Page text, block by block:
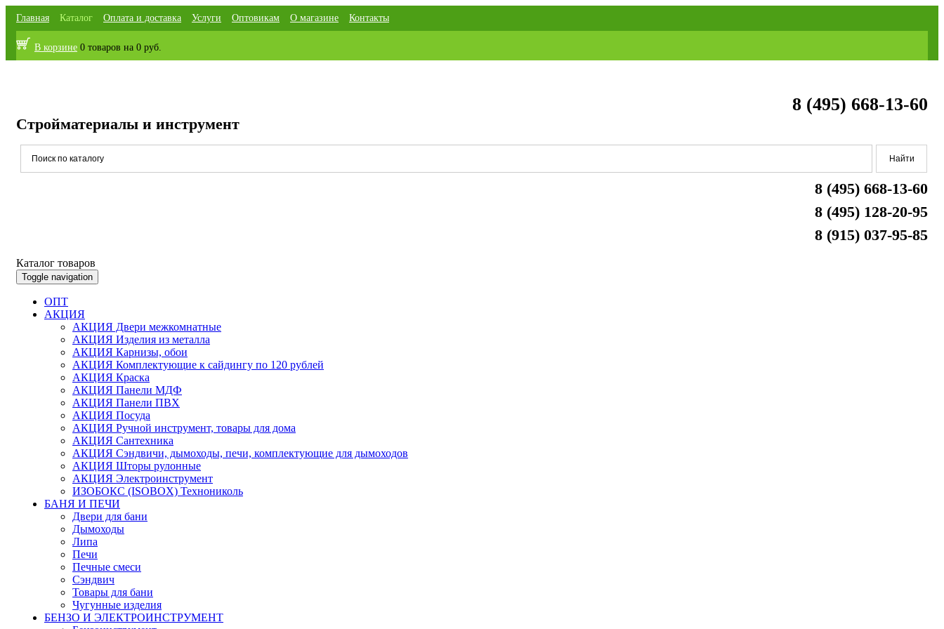
Главная Каталог Оплата и доставка Услуги Оптовикам О магазине Контакты
В корзине 0 товаров на 0 руб.
8 (495) 668-13-60
Стройматериалы и инструмент
8 (495) 668-13-60
8 (495) 128-20-95
8 (915) 037-95-85
Каталог товаров
Toggle navigation
ОПТ
АКЦИЯ
АКЦИЯ Двери межкомнатные
АКЦИЯ Изделия из металла
АКЦИЯ Карнизы, обои
АКЦИЯ Комплектующие к сайдингу по 120 рублей
АКЦИЯ Краска
АКЦИЯ Панели МДФ
АКЦИЯ Панели ПВХ
АКЦИЯ Посуда
АКЦИЯ Ручной инструмент, товары для дома
АКЦИЯ Сантехника
АКЦИЯ Сэндвичи, дымоходы, печи, комплектующие для дымоходов
АКЦИЯ Шторы рулонные
АКЦИЯ Электроинструмент
ИЗОБОКС (ISOBOX) Технониколь
БАНЯ И ПЕЧИ
Двери для бани
Дымоходы
Липа
Печи
Печные смеси
Сэндвич
Товары для бани
Чугунные изделия
БЕНЗО И ЭЛЕКТРОИНСТРУМЕНТ